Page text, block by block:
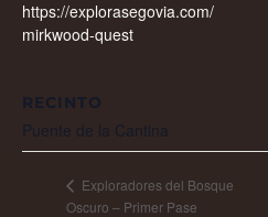
https://explorasegovia.com/
mirkwood-quest
RECINTO
Puente de la Cantina
Exploradores del Bosque
Oscuro – Primer Pase